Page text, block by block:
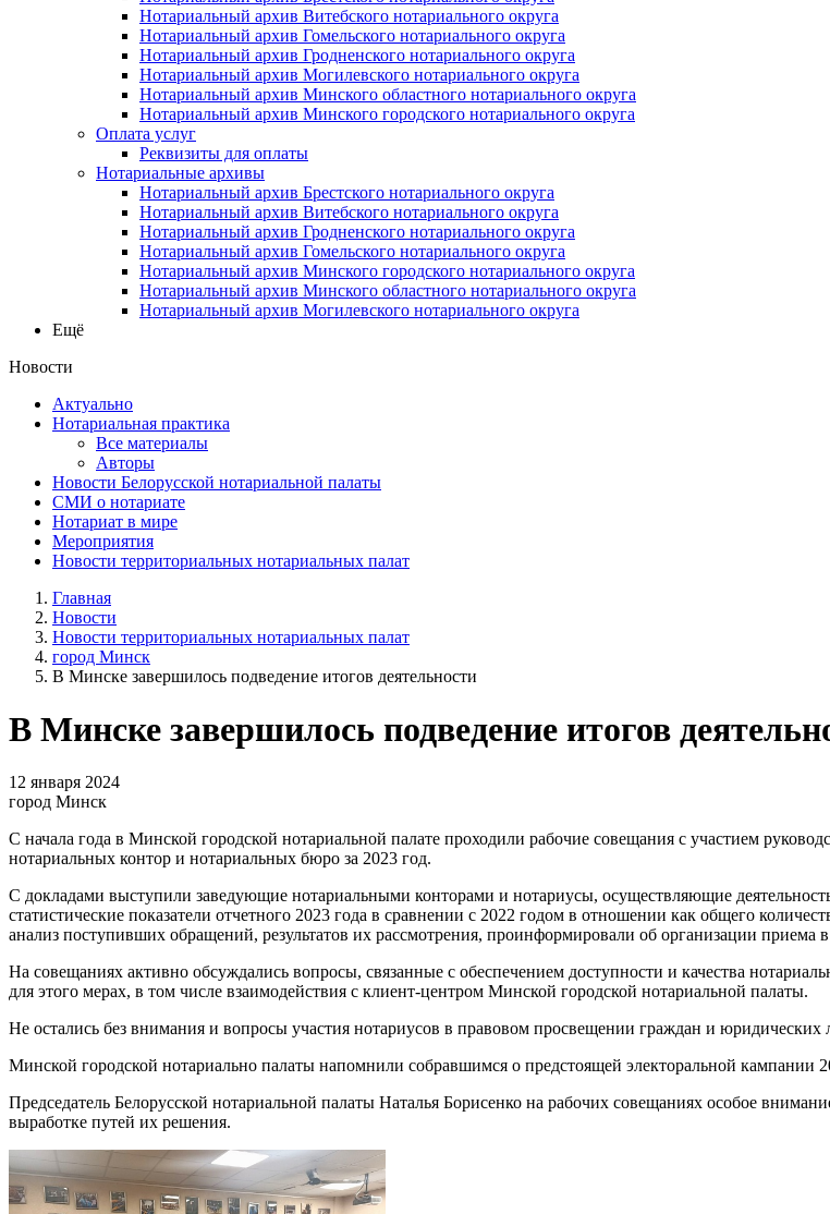
Нотариальный архив Витебского нотариального округа
Нотариальный архив Гомельского нотариального округа
Нотариальный архив Гродненского нотариального округа
Нотариальный архив Могилевского нотариального округа
Нотариальный архив Минского областного нотариального округа
Нотариальный архив Минского городского нотариального округа
Оплата услуг
Реквизиты для оплаты
Нотариальные архивы
Нотариальный архив Брестского нотариального округа
Нотариальный архив Витебского нотариального округа
Нотариальный архив Гродненского нотариального округа
Нотариальный архив Гомельского нотариального округа
Нотариальный архив Минского городского нотариального округа
Нотариальный архив Минского областного нотариального округа
Нотариальный архив Могилевского нотариального округа
Ещё
Новости
Актуально
Нотариальная практика
Все материалы
Авторы
Новости Белорусской нотариальной палаты
СМИ о нотариате
Нотариат в мире
Мероприятия
Новости территориальных нотариальных палат
Главная
Новости
Новости территориальных нотариальных палат
город Минск
В Минске завершилось подведение итогов деятельности
В Минске завершилось подведение итогов
12 января 2024
город Минск
С начала года в Минской городской нотариальной палате проходили рабочие совещания с участием
нотариальных контор и нотариальных бюро за 2023 год.
С докладами выступили заведующие нотариальными конторами и нотариусы, осуществляющие
статистические показатели отчетного 2023 года в сравнении с 2022 годом в отношении как общего
анализ поступивших обращений, результатов их рассмотрения, проинформировали об организации приема
На совещаниях активно обсуждались вопросы, связанные с обеспечением доступности и качества
для этого мерах, в том числе взаимодействия с клиент-центром Минской городской нотариальной палаты.
Не остались без внимания и вопросы участия нотариусов в правовом просвещении граждан и юридических
Минской городской нотариально палаты напомнили собравшимся о предстоящей электоральной кампании
Председатель Белорусской нотариальной палаты Наталья Борисенко на рабочих совещаниях особое
выработке путей их решения.